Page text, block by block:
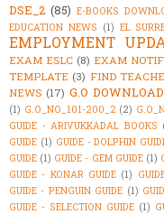
DSE_2 (85) E-BOOKS
EDUCATION NEWS (1) EL
EMPLOYMENT
EXAM ESLC (8) EXAM
TEMPLATE (3) FIND
NEWS (17) G.O DOWNLOAD
(1) G.O_NO_101-200_2 (2)
GUIDE - ARIVUKKADAL BOOKS
GUIDE (1) GUIDE - DOLPHIN
GUIDE (1) GUIDE - GEM GUIDE (1)
GUIDE - KONAR GUIDE (1)
GUIDE - PENGUIN GUIDE (1)
GUIDE - SELECTION GUIDE (1)